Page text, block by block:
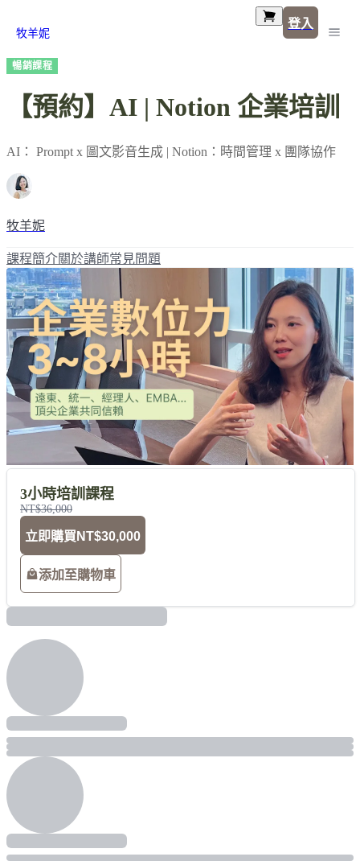
牧羊妮
登入
暢銷課程
【預約】AI | Notion 企業培訓
AI： Prompt x 圖文影音生成 | Notion：時間管理 x 團隊協作
牧羊妮
課程簡介關於講師常見問題
3小時培訓課程
NT$36,000
立即購買 NT$30,000
添加至購物車